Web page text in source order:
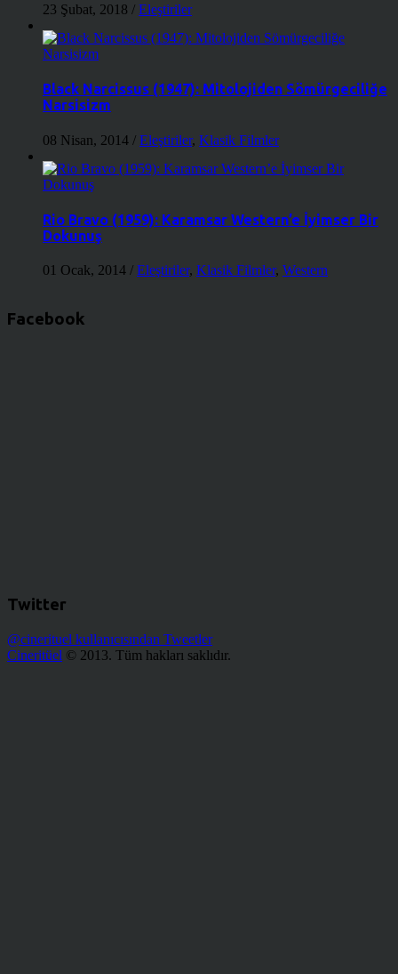
23 Şubat, 2018 / Eleştiriler
Black Narcissus (1947): Mitolojiden Sömürgeciliğe
Narsisizm
08 Nisan, 2014 / Eleştiriler, Klasik Filmler
Rio Bravo (1959): Karamsar Western’e İyimser Bir
Dokunuş
01 Ocak, 2014 / Eleştiriler, Klasik Filmler, Western
Facebook
Twitter
@cinerituel kullanıcısından Tweetler
Cineritüel © 2013. Tüm hakları saklıdır.